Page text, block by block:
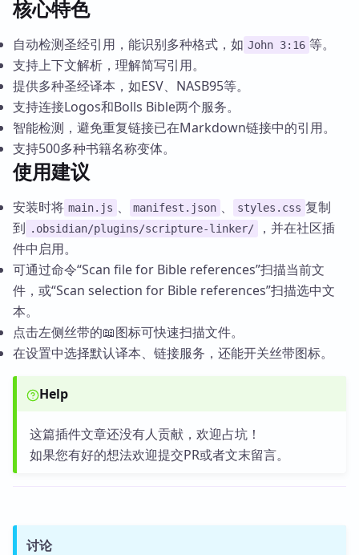
核心特色
自动检测圣经引用，能识别多种格式，如 John 3:16 等。
支持上下文解析，理解简写引用。
提供多种圣经译本，如ESV、NASB95等。
支持连接Logos和Bolls Bible两个服务。
智能检测，避免重复链接已在Markdown链接中的引用。
支持500多种书籍名称变体。
使用建议
安装时将 main.js 、 manifest.json 、 styles.css 复制
到 .obsidian/plugins/scripture-linker/
，并在社区插
件中启用。
可通过命令“Scan file for Bible references”扫描当前文
件，或“Scan selection for Bible references”扫描选中文
本。
点击左侧丝带的📖图标可快速扫描文件。
在设置中选择默认译本、链接服务，还能开关丝带图标。
Help
这篇插件文章还没有人贡献，欢迎占坑！
如果您有好的想法欢迎提交PR或者文末留言。
讨论